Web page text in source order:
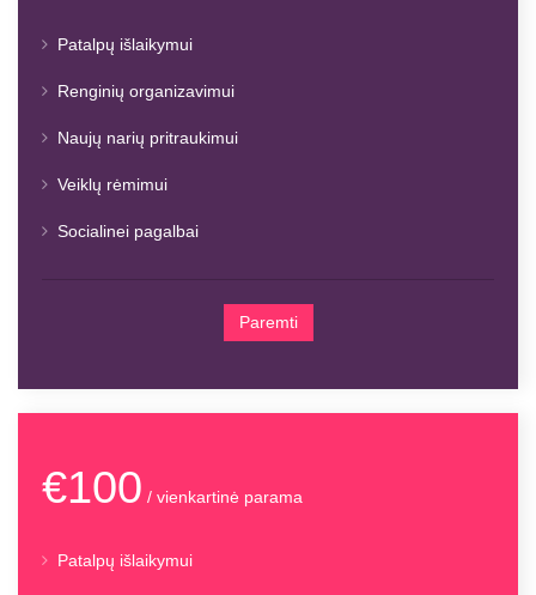
Patalpų išlaikymui
Renginių organizavimui
Naujų narių pritraukimui
Veiklų rėmimui
Socialinei pagalbai
Paremti
€100 / vienkartinė parama
Patalpų išlaikymui